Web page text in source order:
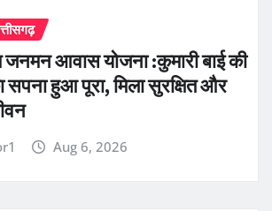
जनमन आवास योजना :कुमारी बाई की
हुआ पूरा, मिला सुरक्षित और
Aug 6, 2026